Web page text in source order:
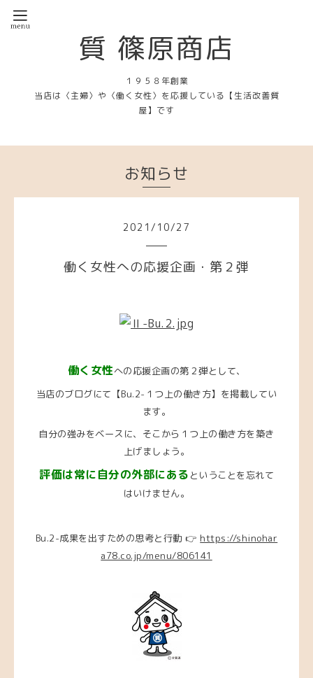
質 篠原商店
１９５８年創業
当店は〈主婦〉や〈働く女性〉を応援している【生活改善質
屋】です
お知らせ
2021 / 10/27
働く女性への応援企画・第２弾
働く女性への応援企画の第２弾として、
当店のブログにて【Bu.2-１つ上の働き方】を掲載してい
ます。
自分の強みをベースに、そこから１つ上の働き方を築き
上げましょう。
評価は常に自分の外部にある ということを忘れて
はいけません。
Bu.2-成果を出すための思考と行動 👉 https://shinohar
a78.co.jp/menu/806141